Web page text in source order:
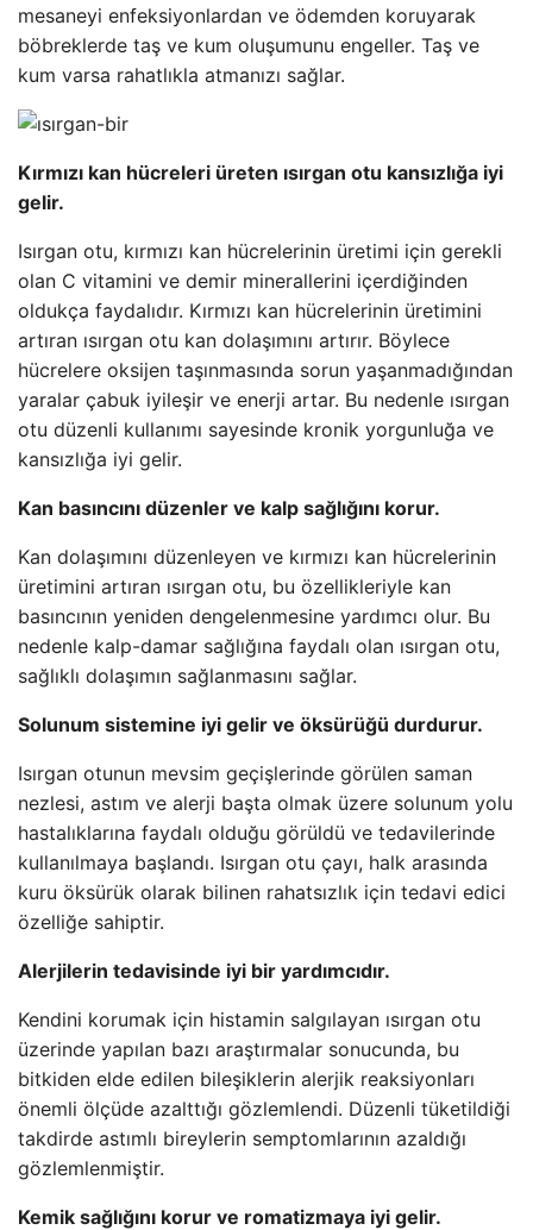
mesaneyi enfeksiyonlardan ve ödemden koruyarak
böbreklerde taş ve kum oluşumunu engeller. Taş ve
kum varsa rahatlıkla atmanızı sağlar.
Kırmızı kan hücreleri üreten ısırgan otu kansızlığa iyi
gelir.
Isırgan otu, kırmızı kan hücrelerinin üretimi için gerekli
olan C vitamini ve demir minerallerini içerdiğinden
oldukça faydalıdır. Kırmızı kan hücrelerinin üretimini
artıran ısırgan otu kan dolaşımını artırır. Böylece
hücrelere oksijen taşınmasında sorun yaşanmadığından
yaralar çabuk iyileşir ve enerji artar. Bu nedenle ısırgan
otu düzenli kullanımı sayesinde kronik yorgunluğa ve
kansızlığa iyi gelir.
Kan basıncını düzenler ve kalp sağlığını korur.
Kan dolaşımını düzenleyen ve kırmızı kan hücrelerinin
üretimini artıran ısırgan otu, bu özellikleriyle kan
basıncının yeniden dengelenmesine yardımcı olur. Bu
nedenle kalp-damar sağlığına faydalı olan ısırgan otu,
sağlıklı dolaşımın sağlanmasını sağlar.
Solunum sistemine iyi gelir ve öksürüğü durdurur.
Isırgan otunun mevsim geçişlerinde görülen saman
nezlesi, astım ve alerji başta olmak üzere solunum yolu
hastalıklarına faydalı olduğu görüldü ve tedavilerinde
kullanılmaya başlandı. Isırgan otu çayı, halk arasında
kuru öksürük olarak bilinen rahatsızlık için tedavi edici
özelliğe sahiptir.
Alerjilerin tedavisinde iyi bir yardımcıdır.
Kendini korumak için histamin salgılayan ısırgan otu
üzerinde yapılan bazı araştırmalar sonucunda, bu
bitkiden elde edilen bileşiklerin alerjik reaksiyonları
önemli ölçüde azalttığı gözlemlendi. Düzenli tüketildiği
takdirde astımlı bireylerin semptomlarının azaldığı
gözlemlenmiştir.
Kemik sağlığını korur ve romatizmaya iyi gelir.